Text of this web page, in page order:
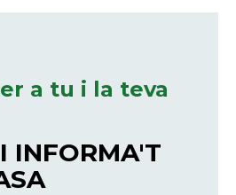
a tu i la teva
INFORMA'T